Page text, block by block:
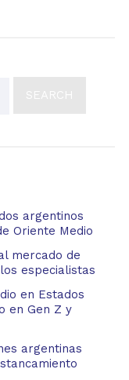
argentinos
Oriente Medio
mercado de
especialistas
en Estados
en Gen Z y
argentinas